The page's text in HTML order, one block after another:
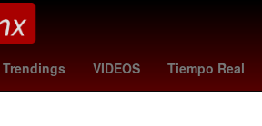
Trendings VIDEOS Tiempo Real
padres vs diamondbacks Shawn Levy